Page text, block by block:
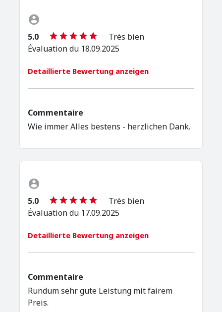
5.0
Très bien
Évaluation du 18.09.2025
Detaillierte Bewertung anzeigen
Commentaire
Wie immer Alles bestens - herzlichen Dank.
5.0
Très bien
Évaluation du 17.09.2025
Detaillierte Bewertung anzeigen
Commentaire
Rundum sehr gute Leistung mit fairem
Preis.